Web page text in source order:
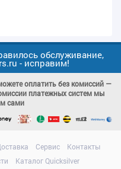
обслуживание,
- исправим!
оплатить без комиссий —
платежных систем мы
сами
Сервис
Контакты
Каталог Quicksilver